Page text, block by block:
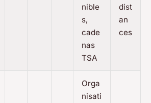
nible
s,
cade
nas
TSA
dist
an
ces
Orga
nisati